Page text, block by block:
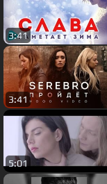
3:41
3:41
5:01